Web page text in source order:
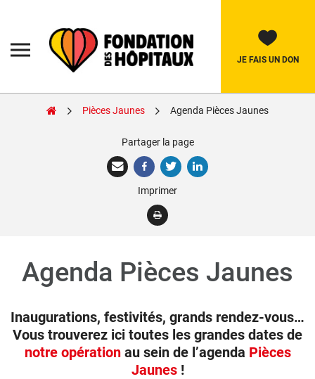
des
Hôpitaux
JE FAIS UN DON
Nos réalisations
Nous soutenir
Donateurs
Pièces Jaunes Agenda Pièces Jaunes
Partager la page
Imprimer
Agenda Pièces Jaunes
Inaugurations, festivités, grands rendez-vous…
Vous trouverez ici toutes les grandes dates de
notre opérationau sein de l’agenda Pièces
Jaunes!